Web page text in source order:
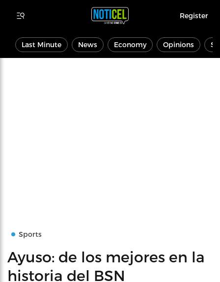
Register
Last Minute News Economy Opinions
Sports
Ayuso: de los mejores en la
historia del BSN